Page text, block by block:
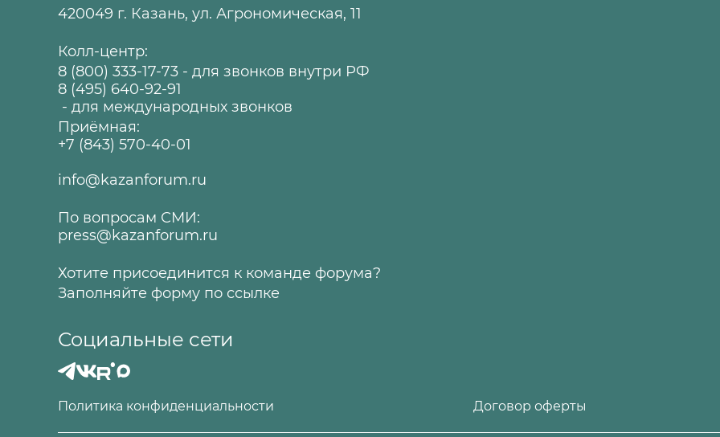
420049 г. Казань, ул. Агрономическая, 11
Колл-центр:
8 (800) 333-17-73 - для звонков внутри РФ
8 (495) 640-92-91
- для международных звонков
Приёмная:
+7 (843) 570-40-01
info@kazanforum.ru
По вопросам СМИ:
press@kazanforum.ru
Хотите присоединится к команде форума?
Заполняйте форму по ссылке
Социальные сети
Политика конфиденциальности Договор оферты